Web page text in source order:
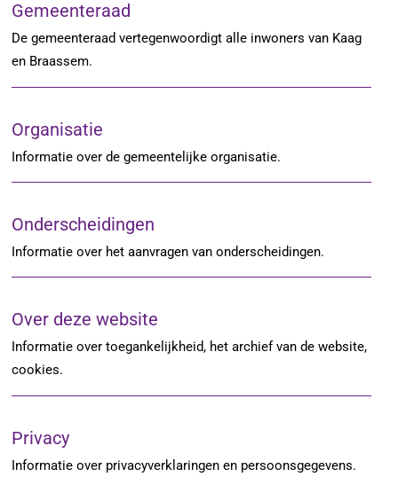
Gemeenteraad
De gemeenteraad vertegenwoordigt alle inwoners van Kaag
en Braassem.
Organisatie
Informatie over de gemeentelijke organisatie.
Onderscheidingen
Informatie over het aanvragen van onderscheidingen.
Over deze website
Informatie over toegankelijkheid, het archief van de website,
cookies.
Privacy
Informatie over privacyverklaringen en persoonsgegevens.